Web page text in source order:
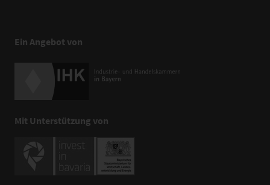
Ein Angebot von
Mit Unterstützung von